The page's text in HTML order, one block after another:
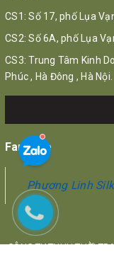
CS1: Số 17, phố Lụa
CS2: Số 6A, phố Lụa
CS3: Trung Tâm Kinh
Phúc , Hà Đông , Hà Nội.
CÔNG TY TNHH THỜI
Fanpage
Phương Linh Silk